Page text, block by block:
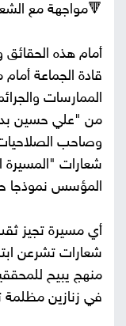
🔻مواجهة مع
أمام هذه الحقائق
قادة الجماعة
الممارسات
من "علي حسين
وصاحب
شعارات "المسيرة
المؤسس نموذجا
أي مسيرة تجيز
شعارات تشرعن
منهج يبيح
في زنازين مظلمة